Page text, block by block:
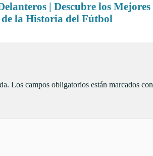
| Descubre los Mejores
de la Historia del Fútbol
Los campos obligatorios están marcados con